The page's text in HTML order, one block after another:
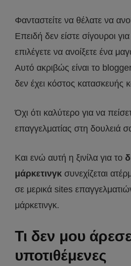
Φανταστείτε να θέλατε να
Επειδή δεν είστε σίγουροι
επιλέγετε να ανοίξετε ένα
Αυτό ακριβώς είναι το
δεν έχει κόστος κατασκευής
Όχι ότι καλύτερο για να
επαγγελματίας στη δουλειά
Και ενώ αυτή η ξινίλα για το
μάρκετινγκ συνεχίζεται
σε μερικά sites
μάρκετινγκ.
Τι δεν μου
υποτιθέμενες